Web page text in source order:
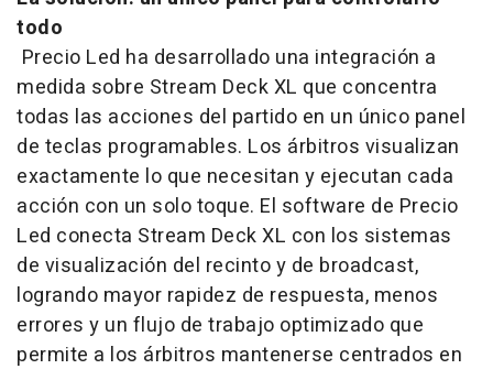
todo
Precio Led ha desarrollado una integración a
medida sobre Stream Deck XL que concentra
todas las acciones del partido en un único panel
de teclas programables. Los árbitros visualizan
exactamente lo que necesitan y ejecutan cada
acción con un solo toque. El software de Precio
Led conecta Stream Deck XL con los sistemas
de visualización del recinto y de broadcast,
logrando mayor rapidez de respuesta, menos
errores y un flujo de trabajo optimizado que
permite a los árbitros mantenerse centrados en